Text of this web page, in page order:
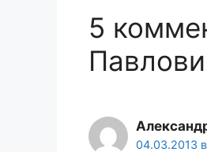
5
04.03.2013